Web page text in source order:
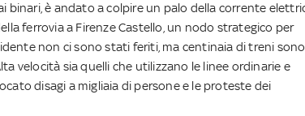
binari, è andato a colpire un palo della corrente
ferrovia a Firenze Castello, un nodo strategico per
non ci sono stati feriti, ma centinaia di treni sono
velocità sia quelli che utilizzano le linee ordinarie e
disagi a migliaia di persone e le proteste dei